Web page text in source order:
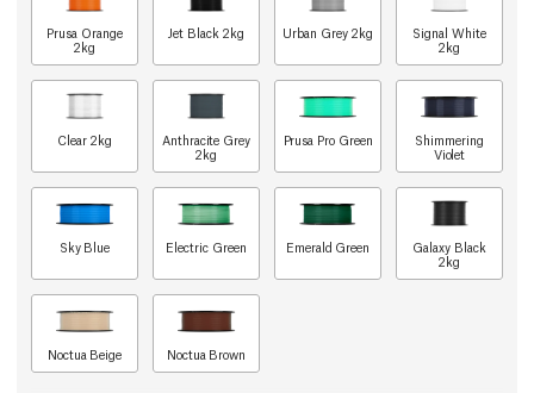
Prusa Orange
2kg
Jet Black 2kg Urban Grey 2kg
Signal White
2kg
Clear 2kg
Anthracite Grey
2kg
Prusa Pro Green
Shimmering
Violet
Sky Blue Electric Green Emerald Green
Galaxy Black
2kg
Noctua Beige Noctua Brown